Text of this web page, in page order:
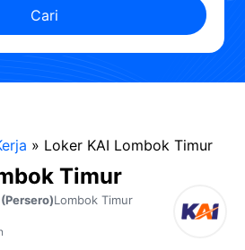
Cari
» Loker KAI Lombok Timur
Timur
Lombok Timur